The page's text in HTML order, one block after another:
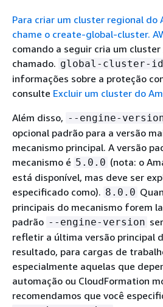
Para criar um cluster regional do
chame o create-global-cluster.
comando a seguir cria um
chamado. global-cluster-id
informações sobre a proteção
consulte Excluir um cluster do
Além disso, --engine-
opcional padrão para a versão
mecanismo principal. A versão
mecanismo é 5.0.0 (nota: o
está disponível, mas deve ser
especificado como). 8.0.0
principais do mecanismo forem
padrão --engine-version
refletir a última versão principal
resultado, para cargas de
especialmente aquelas que
automação ou CloudFormation
recomendamos que você